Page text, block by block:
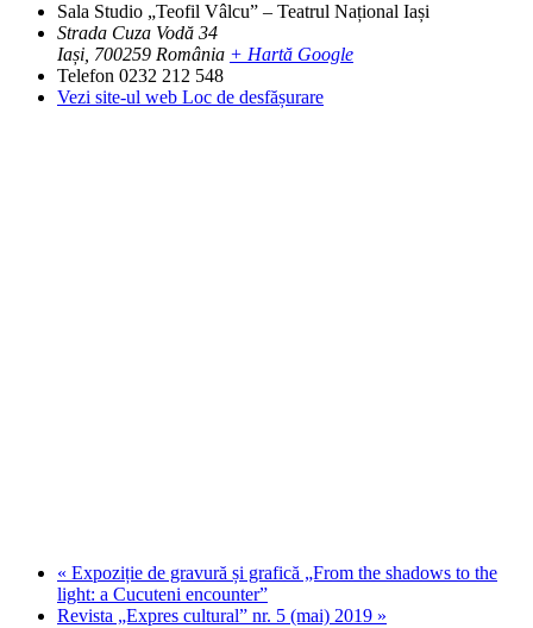
Sala Studio „Teofil Vâlcu” – Teatrul Național Iași
Strada Cuza Vodă 34
Iași, 700259 România + Hartă Google
Telefon 0232 212 548
Vezi site-ul web Loc de desfășurare
« Expoziție de gravură și grafică „From the shadows to the
light: a Cucuteni encounter”
Revista „Expres cultural” nr. 5 (mai) 2019 »